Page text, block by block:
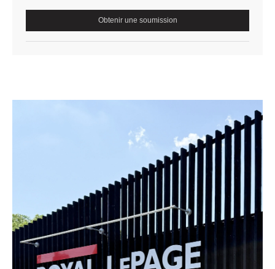
Obtenir une soumission